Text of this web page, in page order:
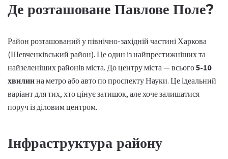
Де розташоване Павлове Поле?
Район розташований у північно-західній частині Харкова
(Шевченківський район). Це один із найпрестижніших та
найзеленіших районів міста. До центру міста — всього5-10
хвилинна метро або авто по проспекту Науки. Це ідеальний
варіант для тих, хто цінує затишок, але хоче залишатися
поруч із діловим центром.
Інфраструктура району